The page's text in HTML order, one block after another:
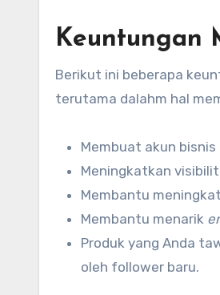
Keuntungan
Berikut ini beberapa
terutama dalahm hal
Membuat akun
Meningkatkan
Membantu
Membantu menarik
Produk yang Anda
oleh follower baru.